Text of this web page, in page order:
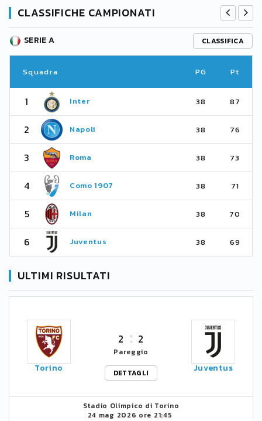
CLASSIFICHE CAMPIONATI
SERIE A CLASSIFICA
Squadra PG Pt
1 Inter 38 87
2 Napoli 38 76
3 Roma 38 73
4 Como 1907 38 71
5 Milan 38 70
6 Juventus 38 69
ULTIMI RISULTATI
Torino
2 2
Pareggio
DETTAGLI
Juventus
Stadio Olimpico di Torino
24 mag 2026 ore 21:45